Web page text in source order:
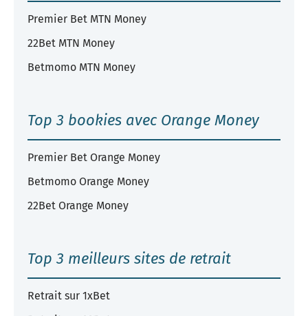
Premier Bet MTN Money
22Bet MTN Money
Betmomo MTN Money
Top 3 bookies avec Orange Money
Premier Bet Orange Money
Betmomo Orange Money
22Bet Orange Money
Top 3 meilleurs sites de retrait
Retrait sur 1xBet